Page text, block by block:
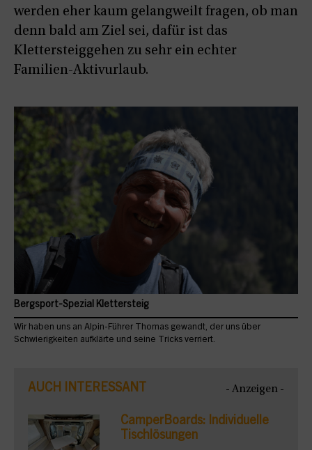
werden eher kaum gelangweilt fragen, ob man
denn bald am Ziel sei, dafür ist das
Klettersteiggehen zu sehr ein echter
Familien-Aktivurlaub.
Bergsport-Spezial Klettersteig
Wir haben uns an Alpin-Führer Thomas gewandt, der uns über
Schwierigkeiten aufklärte und seine Tricks verriert.
AUCH INTERESSANT - Anzeigen -
CamperBoards: Individuelle
Tischlösungen